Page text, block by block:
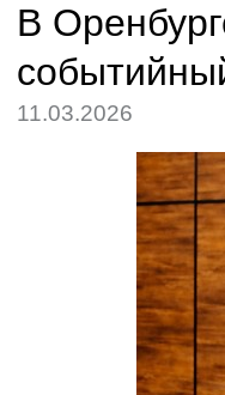
В
11.03.2026